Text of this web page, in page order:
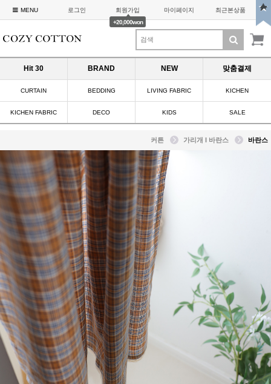
MENU 로그인
회원가입
+20,000won
마이페이지 최근본상품
Hit 30 BRAND NEW 맞춤결제
CURTAIN BEDDING LIVING FABRIC KICHEN
KICHEN FABRIC DECO KIDS SALE
커튼 가리개 I 바란스 바란스